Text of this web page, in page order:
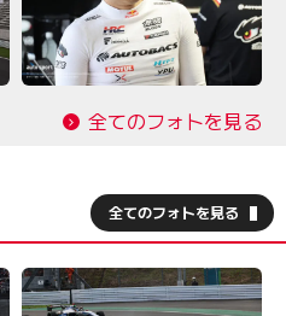
全てのフォトを見る
全てのフォトを見る